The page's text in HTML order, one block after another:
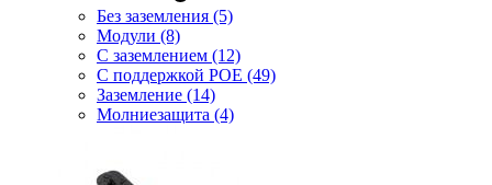
Без заземления (5)
Модули (8)
С заземлением (12)
С поддержкой POE (49)
Заземление (14)
Молниезащита (4)